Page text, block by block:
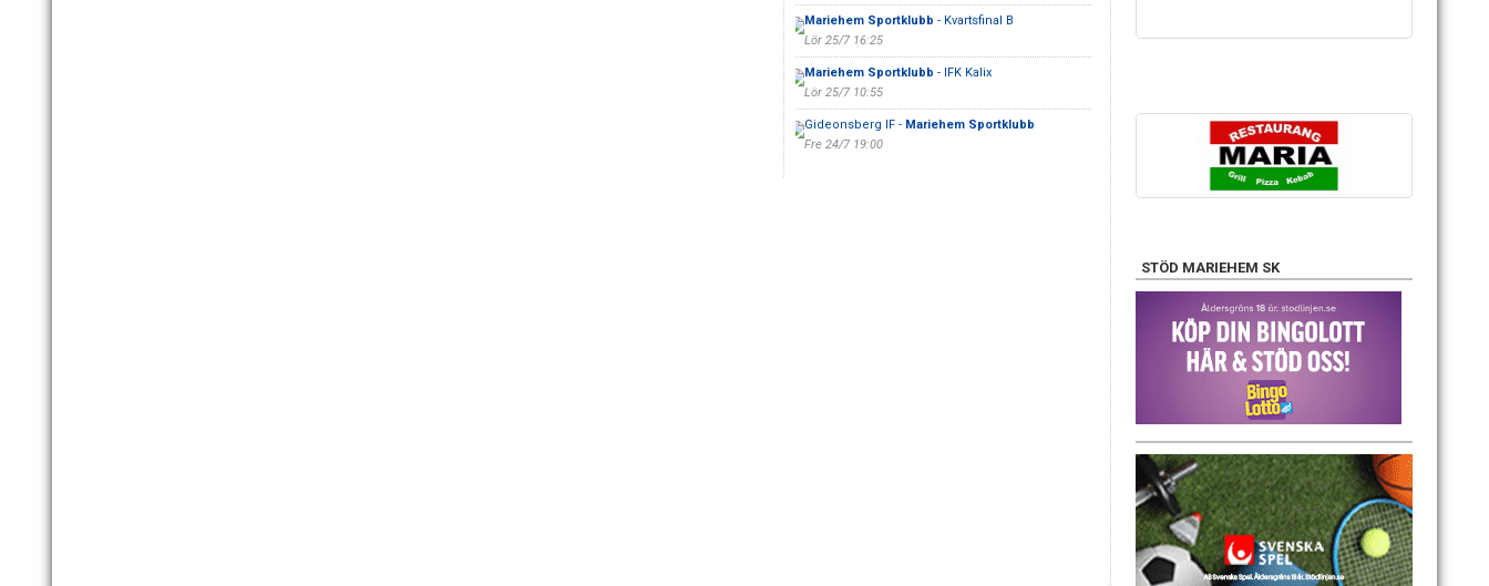
Mariehem Sportklubb - Kvartsfinal B
Lör 25/7 16:25
Mariehem Sportklubb - IFK Kalix
Lör 25/7 10:55
Gideonsberg IF - Mariehem Sportklubb
Fre 24/7 19:00
STÖD MARIEHEM SK